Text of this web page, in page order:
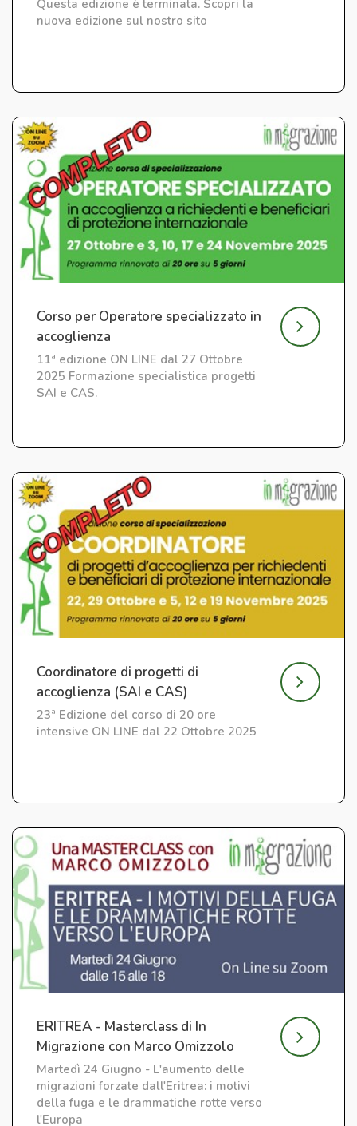
Questa edizione è terminata. Scopri la
nuova edizione sul nostro sito
Corso per Operatore specializzato in
accoglienza
11ª edizione ON LINE dal 27 Ottobre
2025 Formazione specialistica progetti
SAI e CAS.
Coordinatore di progetti di
accoglienza (SAI e CAS)
23ª Edizione del corso di 20 ore
intensive ON LINE dal 22 Ottobre 2025
ERITREA - Masterclass di In
Migrazione con Marco Omizzolo
Martedì 24 Giugno - L'aumento delle
migrazioni forzate dall'Eritrea: i motivi
della fuga e le drammatiche rotte verso
l'Europa